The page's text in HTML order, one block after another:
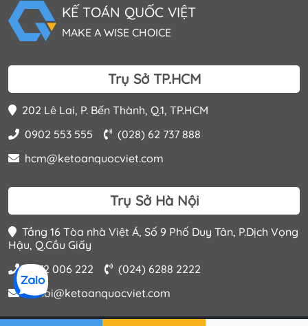
KẾ TOÁN QUỐC VIỆT
MAKE A WISE CHOICE
Trụ Sở TP.HCM
202 Lê Lai, P. Bến Thành, Q.1, TP.HCM
0902 553 555
(028) 62 737 888
hcm@ketoanquocviet.com
Trụ Sở Hà Nội
Tầng 16 Tòa nhà Việt Á, Số 9 Phố Duy Tân, P.Dịch Vọng
Hậu, Q.Cầu Giấy
0972 006 222
(024) 6288 2222
hanoi@ketoanquocviet.com